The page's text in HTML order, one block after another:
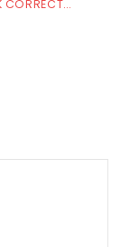
SQUID HOOK CORRECTOR